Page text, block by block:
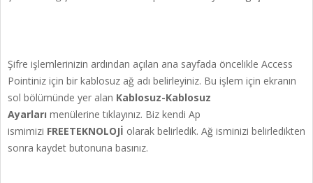
Şifre işlemlerinizin ardından açılan ana sayfada öncelikle Access
Pointiniz için bir kablosuz ağ adı belirleyiniz. Bu işlem için ekranın
sol bölümünde yer alan Kablosuz-Kablosuz
Ayarları menülerine tıklayınız. Biz kendi Ap
ismimizi FREETEKNOLOJİ olarak belirledik. Ağ isminizi belirledikten
sonra kaydet butonuna basınız.